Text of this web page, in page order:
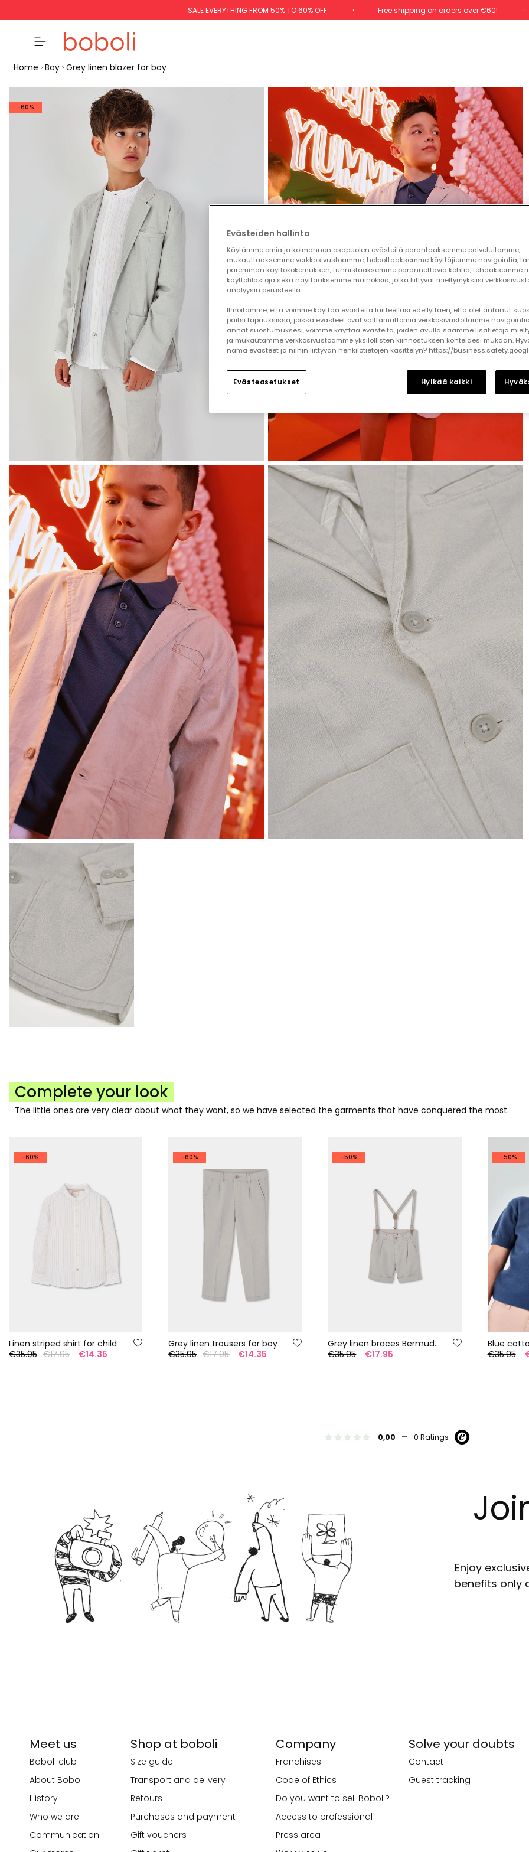
SALE EVERYTHING FROM 50% TO 60% OFF Free shipping on orders over €60!
Home Boy Grey linen blazer for boy
-60%
Complete your look
The little ones are very clear about what they want, so we have selected the garments that have conquered the most.
-60%
Linen striped shirt for child
€35.95 €17.95 €14.35
-60%
Grey linen trousers for boy
€35.95 €17.95 €14.35
-50%
Grey linen braces Bermuda shorts
€35.95
€17.95
-50%
€35.95
0,00 - 0 Ratings
Enjoy
benefits only
Meet us
Boboli club
About Boboli
History
Who we are
Communication
Shop at boboli
Size guide
Transport and delivery
Retours
Purchases and payment
Gift vouchers
Company
Franchises
Code of Ethics
Do you want to sell Boboli?
Access to professional
Press area
Solve your doubts
Contact
Guest tracking
Evästeiden hallinta
Käytämme omia ja kolmannen osapuolen evästeitä parantaaksemme palveluitamme,
mukauttaaksemme verkkosivustoamme, helpottaaksemme käyttäjiemme navigointia,
paremman käyttökokemuksen, tunnistaaksemme parannettavia kohtia, tehdäksemme
käyttötilastoja sekä näyttääksemme mainoksia, jotka liittyvät mieltymyksiisi
analyysin perusteella.
Ilmoitamme, että voimme käyttää evästeitä laitteellasi edellyttäen, että olet antanut
paitsi tapauksissa, joissa evästeet ovat välttämättömiä verkkosivustollamme
annat suostumuksesi, voimme käyttää evästeitä, joiden avulla saamme lisätietoja
ja mukautamme verkkosivustoamme yksilöllisten kiinnostuksen kohteidesi mukaan.
nämä evästeet ja niihin liittyvän henkilötietojen käsittelyn? https://
Evästeasetukset Hylkää kaikki